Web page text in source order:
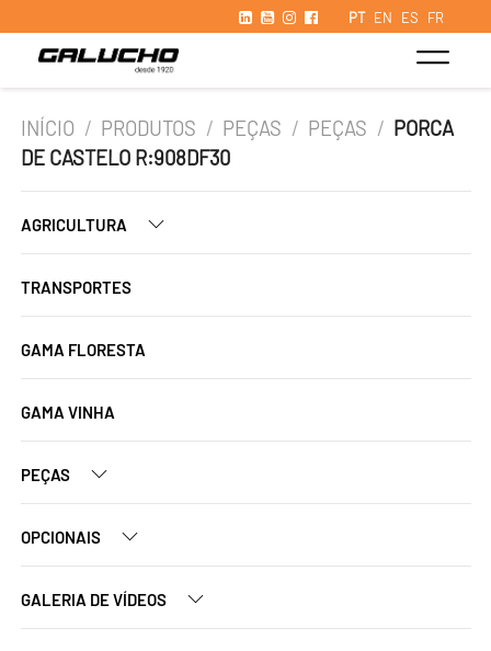
PT EN ES FR
INÍCIO / PRODUTOS / PEÇAS / PEÇAS / PORCA
DE CASTELO R:908DF30
AGRICULTURA
TRANSPORTES
GAMA FLORESTA
GAMA VINHA
PEÇAS
OPCIONAIS
GALERIA DE VÍDEOS